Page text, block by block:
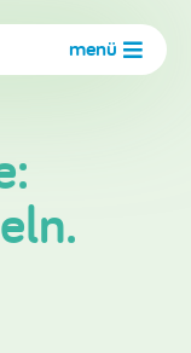
menü